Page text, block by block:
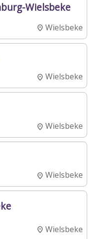
Wielsbeke
Wielsbeke
Wielsbeke
Wielsbeke
Wielsbeke
Wielsbeke